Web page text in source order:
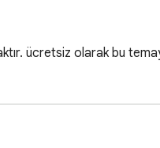
ücretsiz olarak bu